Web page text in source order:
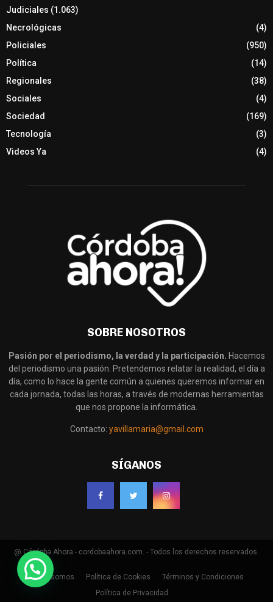
Judiciales (1.063)
Necrológicas
(4)
Policiales
(950)
Política
(14)
Regionales
(38)
Sociales
(4)
Sociedad
(169)
Tecnología
(3)
Videos Ya
(4)
SOBRE NOSOTROS
Pasión por el periodismo, la verdad y la participación. Hacemos
del periodismo una pasión. Pretendemos relatar la realidad, el día a
día, como lo hace la gente común a quienes queremos informar en
cada jornada, todas las horas, a través de modernas herramientas
que nos propone la informática.
Contacto: yavillamaria@gmail.com
SÍGANOS
@ Córdoba Ahora - cordobaahora.com. - Todos los derechos reservados.
Quienes somos Política de Cookies
Términos y Condiciones
Política de Privacidad